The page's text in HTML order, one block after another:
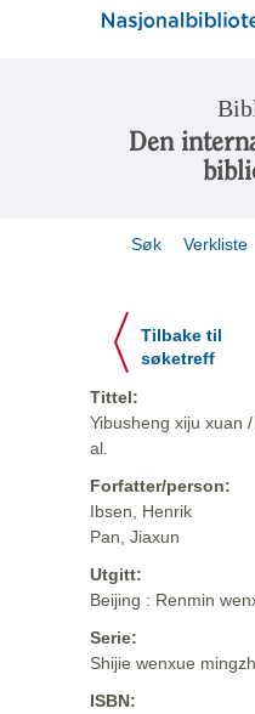
Den
Søk Verkliste
Tilbake til
søketreff
Tittel:
Yibusheng xiju xuan
al.
Forfatter/person:
Ibsen, Henrik
Pan, Jiaxun
Utgitt:
Beijing : Renmin
Serie:
Shijie wenxue
ISBN: